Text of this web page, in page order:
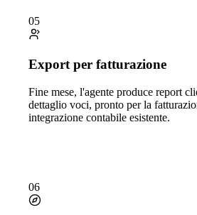
05
Export per fatturazione
Fine mese, l'agente produce report
dettaglio voci, pronto per la
integrazione contabile esistente.
06